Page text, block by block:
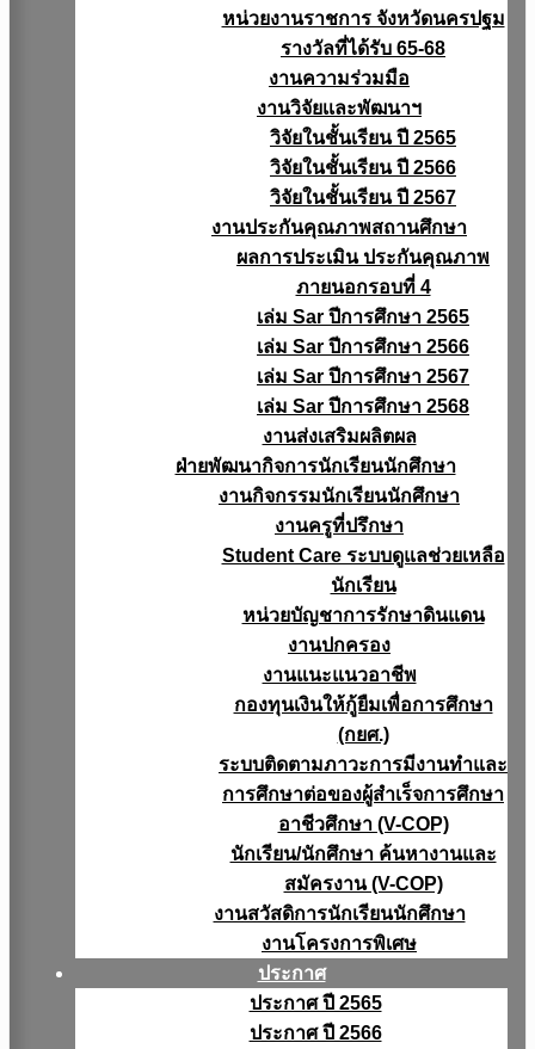
หน่วยงานราชการ จังหวัดนครปฐม
รางวัลที่ได้รับ 65-68
งานความร่วมมือ
งานวิจัยเเละพัฒนาฯ
วิจัยในชั้นเรียน ปี 2565
วิจัยในชั้นเรียน ปี 2566
วิจัยในชั้นเรียน ปี 2567
งานประกันคุณภาพสถานศึกษา
ผลการประเมิน ประกันคุณภาพ
ภายนอกรอบที่ 4
เล่ม Sar ปีการศึกษา 2565
เล่ม Sar ปีการศึกษา 2566
เล่ม Sar ปีการศึกษา 2567
เล่ม Sar ปีการศึกษา 2568
งานส่งเสริมผลิตผล
ฝ่ายพัฒนากิจการนักเรียนนักศึกษา
งานกิจกรรมนักเรียนนักศึกษา
งานครูที่ปรึกษา
Student Care ระบบดูแลช่วยเหลือ
นักเรียน
หน่วยบัญชาการรักษาดินแดน
งานปกครอง
งานแนะแนวอาชีพ
กองทุนเงินให้กู้ยืมเพื่อการศึกษา
(กยศ.)
ระบบติดตามภาวะการมีงานทำและ
การศึกษาต่อของผู้สำเร็จการศึกษา
อาชีวศึกษา (V-COP)
นักเรียน/นักศึกษา ค้นหางานและ
สมัครงาน (V-COP)
งานสวัสดิการนักเรียนนักศึกษา
งานโครงการพิเศษ
ประกาศ
ประกาศ ปี 2565
ประกาศ ปี 2566